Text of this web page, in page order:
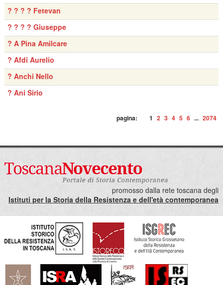
? ? ? ? Fetevan
? ? ? ? Giuseppe
? A Pina Amilcare
? Afdi Aurelio
? Anchi Nello
? Ani Sirio
pagina: 1 2 3 4 5 6 ... 2074
promosso dalla rete toscana degli
Istituti per la Storia della Resistenza e dell'età contemporanea